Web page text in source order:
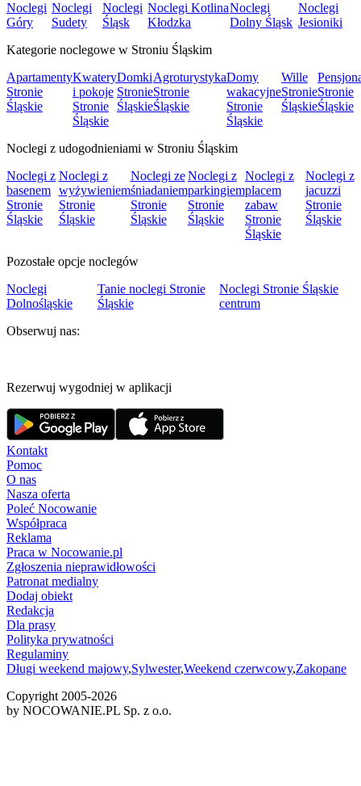
Noclegi
Góry
Noclegi
Sudety
Noclegi
Śląsk
Noclegi Kotlina
Kłodzka
Noclegi
Dolny Śląsk
Noclegi
Jesioniki
Kategorie noclegowe w Stroniu Śląskim
Apartamenty
Stronie
Śląskie
Kwatery
i pokoje
Stronie
Śląskie
Domki
Stronie
Śląskie
Agroturystyka
Stronie
Śląskie
Domy
wakacyjne
Stronie
Śląskie
Wille
Stronie
Śląskie
Stronie
Śląskie
Noclegi z udogodnieniami w Stroniu Śląskim
Noclegi z
basenem
Stronie
Śląskie
Noclegi z
wyżywieniem
Stronie
Śląskie
Noclegi ze
śniadaniem
Stronie
Śląskie
Noclegi z
parkingiem
Stronie
Śląskie
Noclegi z
placem
zabaw
Stronie
Śląskie
Noclegi z
jacuzzi
Stronie
Śląskie
Pozostałe opcje noclegów
Noclegi
Dolnośląskie
Tanie noclegi Stronie
Śląskie
Noclegi Stronie Śląskie
centrum
Obserwuj nas:
Rezerwuj wygodniej w aplikacji
Kontakt
Pomoc
O nas
Nasza oferta
Poleć Nocowanie
Współpraca
Reklama
Praca w Nocowanie.pl
Zgłoszenia nieprawidłowości
Patronat medialny
Dodaj obiekt
Redakcja
Dla prasy
Polityka prywatności
Regulaminy
Długi weekend majowy,Sylwester,Weekend czerwcowy,Zakopane
Copyright 2005-2026
by NOCOWANIE.PL Sp. z o.o.